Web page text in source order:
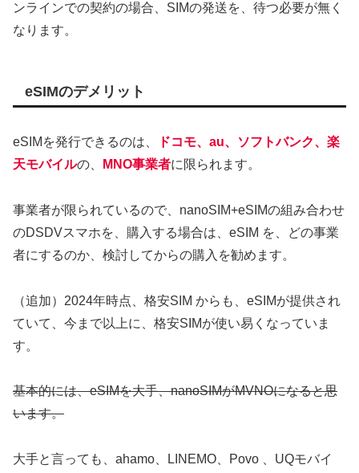
ンラインでの契約の場合、SIMの発送を、待つ必要が無く
なります。
eSIMのデメリット
eSIMを発行できるのは、
ドコモ、au、ソフトバンク、楽
天モバイルの、 MNO事業者に限られます。
事業者が限られているので、nanoSIM+eSIMの組み合わせ
のDSDVスマホを、購入する場合は、eSIM を、どの事業
者にするのか、検討してからの購入を勧めます。
（追加）2024年時点、格安SIM からも、eSIMが提供され
ていて、今まで以上に、格安SIMが使い易くなっていま
す。
基本的には、eSIMを大手、nanoSIMがMVNOになると思
います。
大手と言っても、ahamo、LINEMO、Povo 、UQモバイ